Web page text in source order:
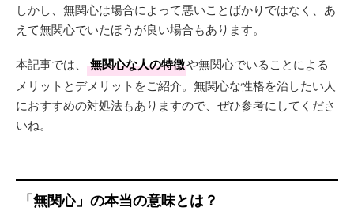
しかし、無関心は場合によって悪いことばかりではなく、あ
えて無関心でいたほうが良い場合もあります。
本記事では、 無関心な人の特徴や無関心でいることによる
メリットとデメリットをご紹介。無関心な性格を治したい人
におすすめの対処法もありますので、ぜひ参考にしてくださ
いね。
「無関心」の本当の意味とは？